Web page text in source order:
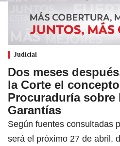
Judicial
Dos meses
la Corte el
Procuraduría sobre
Garantías
Según fuentes consultadas
será el próximo 27 de abril,